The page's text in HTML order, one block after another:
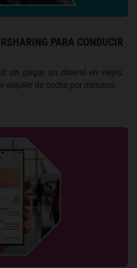
PARA CONDUCIR
sin pagar un dineral en viajes,
alquiler de coche por minutos.